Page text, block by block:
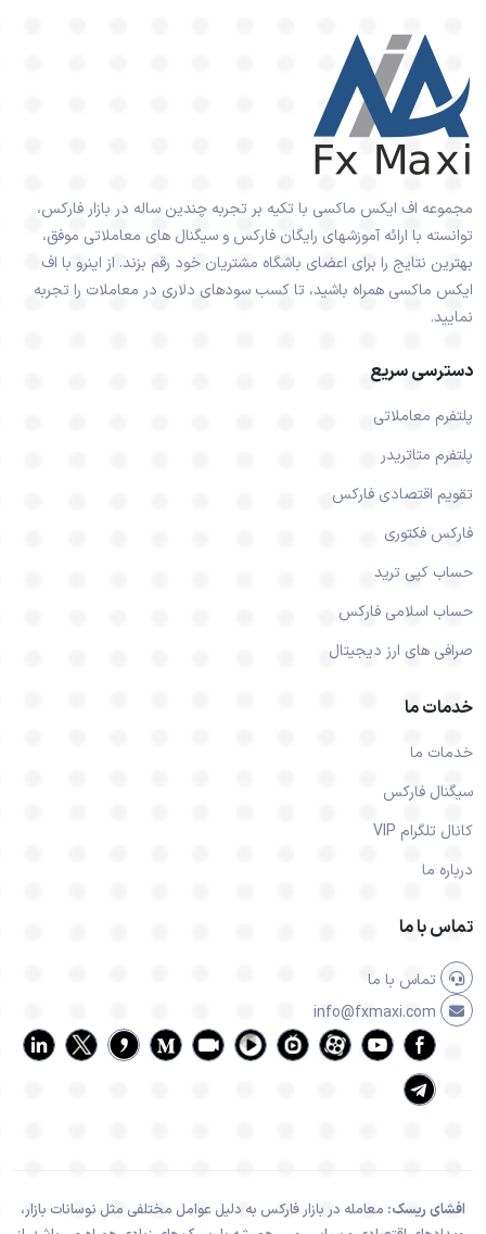
مجموعه اف ایکس ماکسی با تکیه بر تجربه چندین ساله در بازار فارکس،
توانسته با ارائه آموزشهای رایگان فارکس و سیگنال های معاملاتی موفق،
بهترین نتایج را برای اعضای باشگاه مشتریان خود رقم بزند. از اینرو با اف
ایکس ماکسی همراه باشید، تا کسب سودهای دلاری در معاملات را تجربه
نمایید.
دسترسی سریع
پلتفرم معاملاتی
پلتفرم متاتریدر
تقویم اقتصادی فارکس
فارکس فکتوری
حساب کپی ترید
حساب اسلامی فارکس
صرافی های ارز دیجیتال
خدمات ما
خدمات ما
سیگنال فارکس
کانال تلگرام VIP
درباره ما
تماس با ما
تماس با ما
افشای ریسک: معامله در بازار فارکس به دلیل عوامل مختلفی مثل نوسانات بازار،